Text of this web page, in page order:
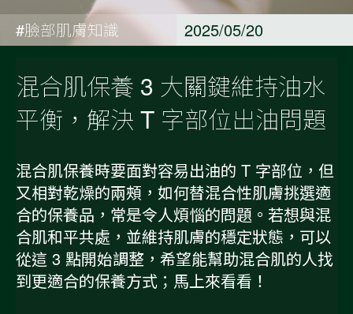
#臉部肌膚知識 2025/05/20
混合肌保養 3 大關鍵維持油水
平衡，解決 T 字部位出油問題
混合肌保養時要面對容易出油的 T 字部位，但
又相對乾燥的兩頰，如何替混合性肌膚挑選適
合的保養品，常是令人煩惱的問題。若想與混
合肌和平共處，並維持肌膚的穩定狀態，可以
從這 3 點開始調整，希望能幫助混合肌的人找
到更適合的保養方式；馬上來看看！